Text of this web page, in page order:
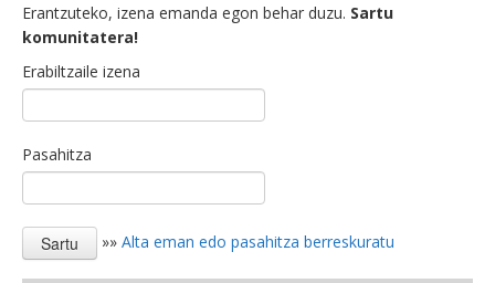
Erantzuteko, izena emanda egon behar duzu. Sartu
komunitatera!
Erabiltzaile izena
Pasahitza
»» Alta eman edo pasahitza berreskuratu